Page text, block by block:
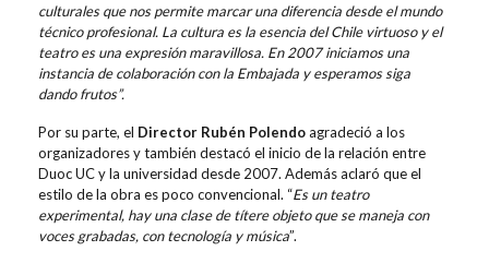
culturales que nos permite marcar una diferencia desde el mundo
técnico profesional. La cultura es la esencia del Chile virtuoso y el
teatro es una expresión maravillosa. En 2007 iniciamos una
instancia de colaboración con la Embajada y esperamos siga
dando frutos”.
Por su parte, el Director Rubén Polendoagradeció a los
organizadores y también destacó el inicio de la relación entre
Duoc UC y la universidad desde 2007. Además aclaró que el
estilo de la obra es poco convencional. “Es un teatro
experimental, hay una clase de títere objeto que se maneja con
voces grabadas, con tecnología y música”.